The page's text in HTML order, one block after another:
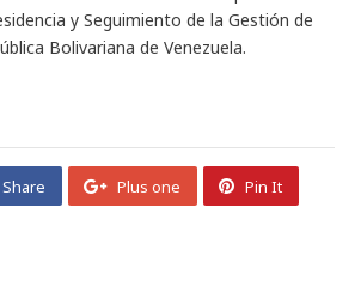
y Seguimiento de la Gestión de
Bolivariana de Venezuela.
Share Plus one Pin It